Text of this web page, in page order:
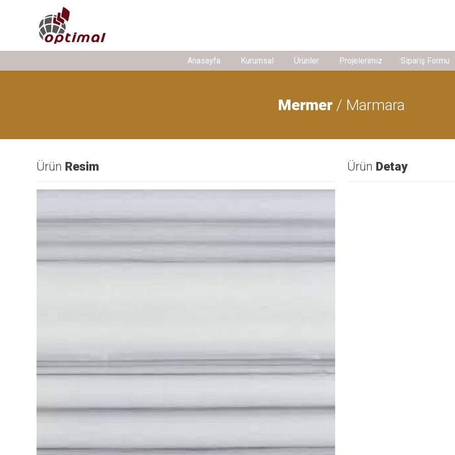
Anasayfa Kurumsal Ürünler Projelerimiz Sipariş Formu
Mermer / Marmara
Ürün Resim Ürün Detay